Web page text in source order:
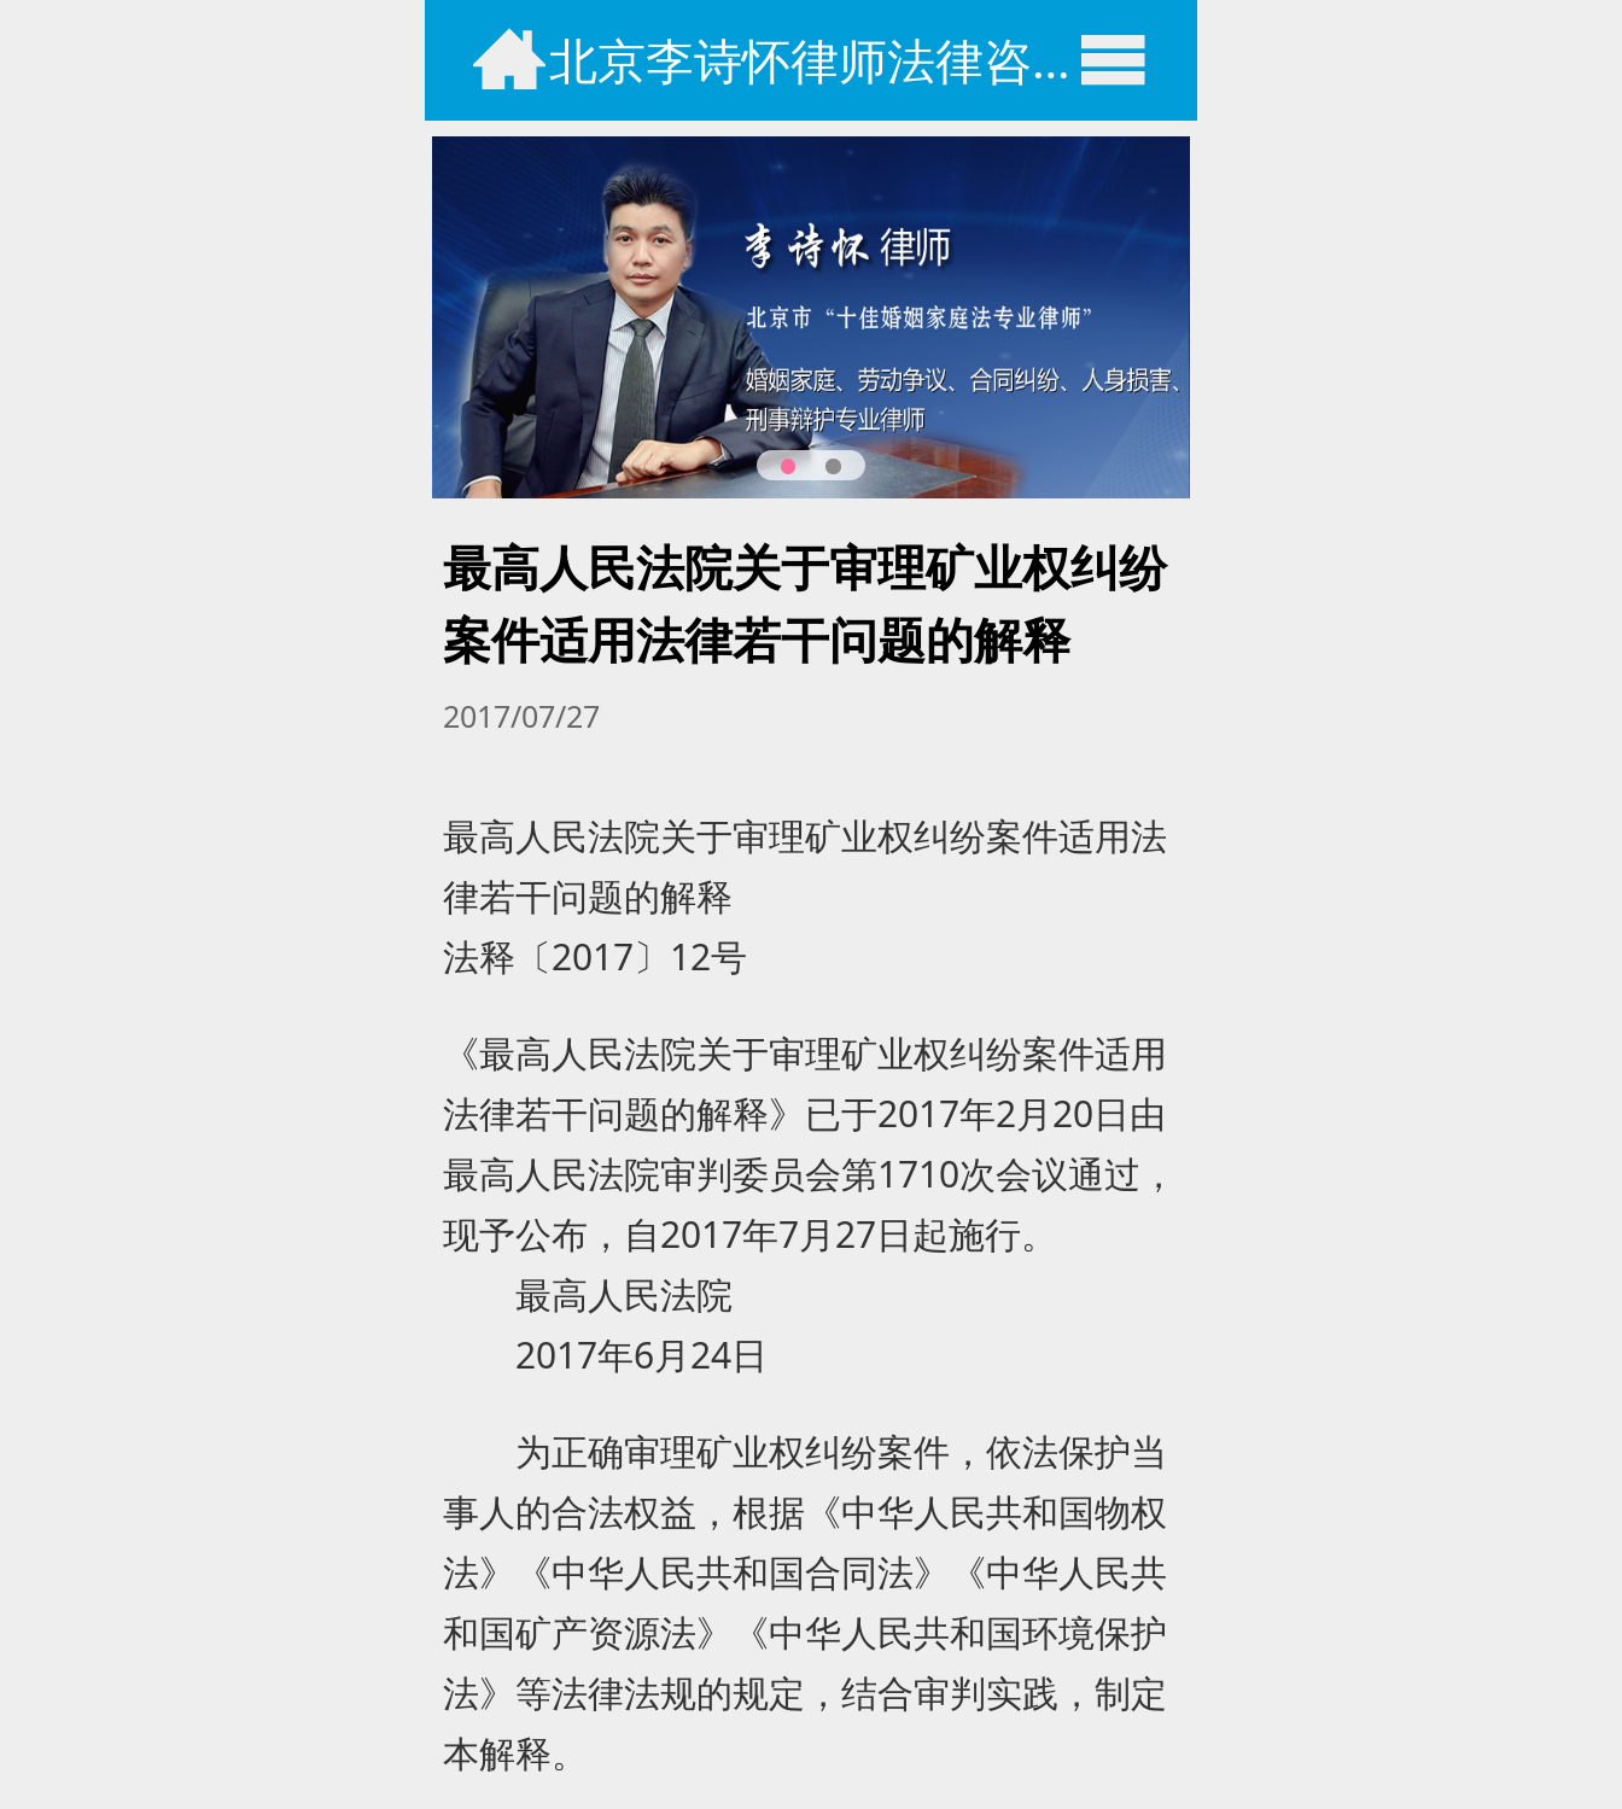
北京李诗怀律师法律咨询网
最高人民法院关于审理矿业权纠纷
案件适用法律若干问题的解释
2017/07/27
最高人民法院关于审理矿业权纠纷案件适用法
律若干问题的解释
法释〔2017〕12号
《最高人民法院关于审理矿业权纠纷案件适用
法律若干问题的解释》已于2017年2月20日由
最高人民法院审判委员会第1710次会议通过，
现予公布，自2017年7月27日起施行。
最高人民法院
2017年6月24日
为正确审理矿业权纠纷案件，依法保护当
事人的合法权益，根据《中华人民共和国物权
法》《中华人民共和国合同法》《中华人民共
和国矿产资源法》《中华人民共和国环境保护
法》等法律法规的规定，结合审判实践，制定
本解释。